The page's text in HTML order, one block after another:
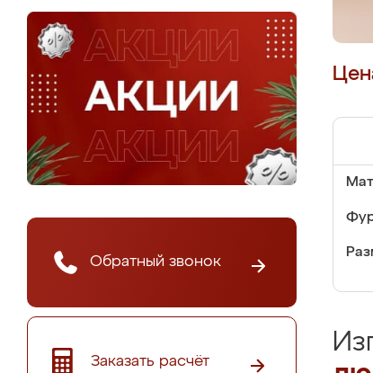
Обратный звонок
Заказать расчёт